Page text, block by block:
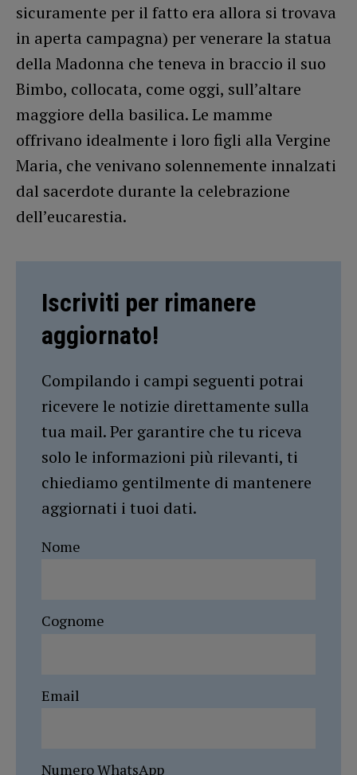
sicuramente per il fatto era allora si trovava
in aperta campagna) per venerare la statua
della Madonna che teneva in braccio il suo
Bimbo, collocata, come oggi, sull’altare
maggiore della basilica. Le mamme
offrivano idealmente i loro figli alla Vergine
Maria, che venivano solennemente innalzati
dal sacerdote durante la celebrazione
dell’eucarestia.
Iscriviti per rimanere
aggiornato!
Compilando i campi seguenti potrai
ricevere le notizie direttamente sulla
tua mail. Per garantire che tu riceva
solo le informazioni più rilevanti, ti
chiediamo gentilmente di mantenere
aggiornati i tuoi dati.
Nome
Cognome
Email
Numero WhatsApp